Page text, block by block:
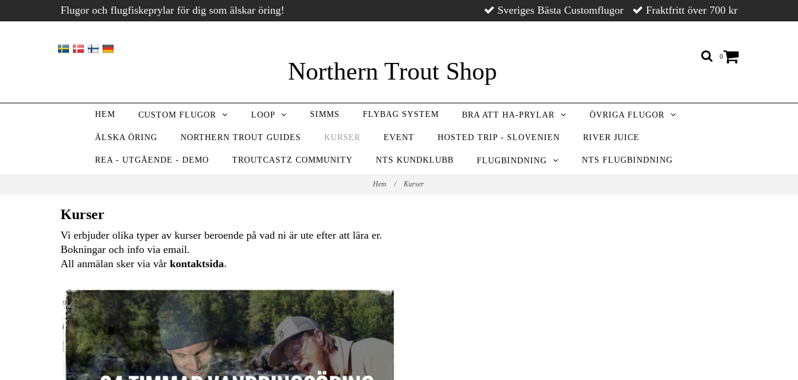
Flugor och flugfiskeprylar för dig som älskar öring! Sveriges Bästa Customflugor Fraktfritt över 700 kr
0
Northern Trout Shop
HEM CUSTOM FLUGOR LOOP SIMMS FLYBAG SYSTEM BRA ATT HA-PRYLAR ÖVRIGA FLUGOR
ÄLSKA ÖRING NORTHERN TROUT GUIDES KURSER EVENT HOSTED TRIP - SLOVENIEN RIVER JUICE
REA - UTGÅENDE - DEMO TROUTCASTZ COMMUNITY NTS KUNDKLUBB FLUGBINDNING NTS FLUGBINDNING
Hem / Kurser
Kurser
Vi erbjuder olika typer av kurser beroende på vad ni är ute efter att lära er.
Bokningar och info via email.
All anmälan sker via vår kontaktsida.